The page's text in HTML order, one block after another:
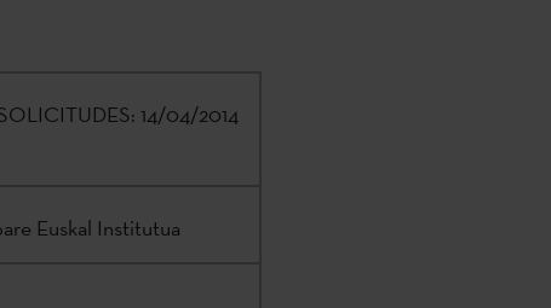
14/04/2014
Euskal Institutua